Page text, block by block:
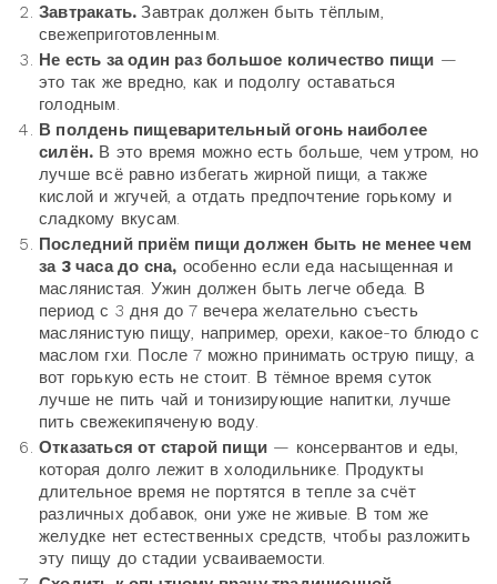
Завтракать.Завтрак должен быть тёплым,
свежеприготовленным.
Не есть за один раз большое количество пищи —
это так же вредно, как и подолгу оставаться
голодным.
В полдень пищеварительный огонь наиболее
силён. В это время можно есть больше, чем утром, но
лучше всё равно избегать жирной пищи, а также
кислой и жгучей, а отдать предпочтение горькому и
сладкому вкусам.
Последний приём пищи должен быть не менее чем
за 3 часа до сна, особенно если еда насыщенная и
маслянистая. Ужин должен быть легче обеда. В
период с 3 дня до 7 вечера желательно съесть
маслянистую пищу, например, орехи, какое-то блюдо с
маслом гхи. После 7 можно принимать острую пищу, а
вот горькую есть не стоит. В тёмное время суток
лучше не пить чай и тонизирующие напитки, лучше
пить свежекипяченую воду.
Отказаться от старой пищи — консервантов и еды,
которая долго лежит в холодильнике. Продукты
длительное время не портятся в тепле за счёт
различных добавок, они уже не живые. В том же
желудке нет естественных средств, чтобы разложить
эту пищу до стадии усваиваемости.